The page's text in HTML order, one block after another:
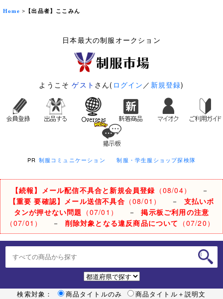
Home >【出品者】ここみん
日本最大の制服オークション
ようこそゲスト さん( ログイン ／ 新規登録)
PR 制服コミュニケーション 制服・学生服ショップ探検隊
【続報】メール配信不具合と新規会員登録 （08/04）
－
【重要 要確認】メール送信不具合 （08/01） － 支払いボ
タンが押せない問題 （07/01） －掲示板ご利用の注意
（07/01）
－ 削除対象となる違反商品について （07/20）
検索対象： 商品タイトルのみ 商品タイトル＋説明文